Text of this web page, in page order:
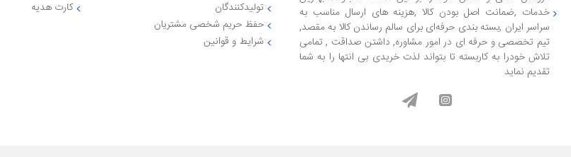
خدمات ,ضمانت اصل بودن کالا ,هزینه های ارسال مناسب به
سراسر ایران ,بسته بندی حرفه‌ای برای سالم رساندن کالا به مقصد,
تیم تخصصی و حرفه ای در امور مشاوره, داشتن صداقت , تمامی
تلاش خودرا به کاربسته تا بتواند لذت خریدی بی انتها را به شما
تقدیم نماید
تولیدکنندگان
حفظ حریم شخصی مشتریان
شرایط و قوانین
کارت هدیه